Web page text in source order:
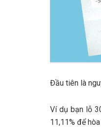
Đầu tiên là
Ví dụ bạn lỗ
11,11% để